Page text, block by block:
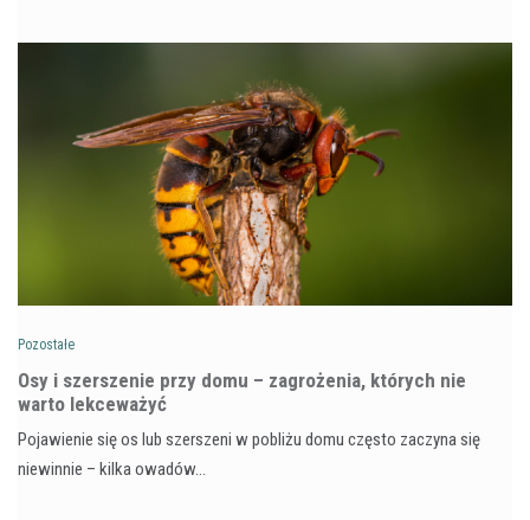
Pozostałe
Osy i szerszenie przy domu – zagrożenia, których nie
warto lekceważyć
Pojawienie się os lub szerszeni w pobliżu domu często zaczyna się
niewinnie – kilka owadów…